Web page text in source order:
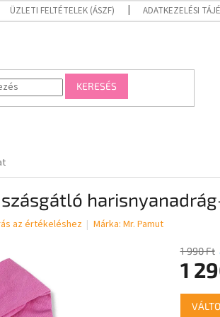
ÜZLETI FELTÉTELEK (ÁSZF) ADATKEZELÉSI
KERESÉS
az értékeléshez Márka:Mr. Pamut
1 990 Ft
1